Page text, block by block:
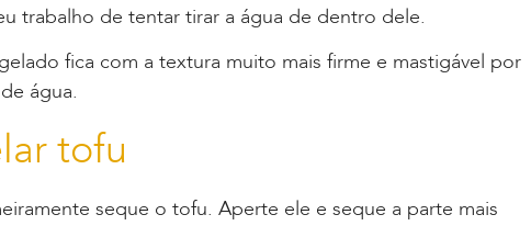
trabalho de tentar tirar a água de dentro dele.
fica com a textura muito mais firme e mastigável por
água.
tofu
seque o tofu. Aperte ele e seque a parte mais